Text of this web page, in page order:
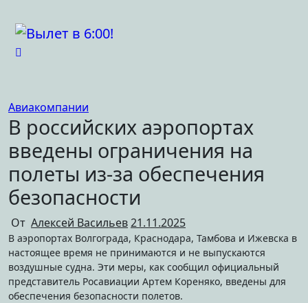
содержимому
Авиакомпании
В российских аэропортах
введены ограничения на
полеты из-за обеспечения
безопасности
От Алексей Васильев21.11.2025
В аэропортах Волгограда, Краснодара, Тамбова и Ижевска в
настоящее время не принимаются и не выпускаются
воздушные судна. Эти меры, как сообщил официальный
представитель Росавиации Артем Кореняко, введены для
обеспечения безопасности полетов.